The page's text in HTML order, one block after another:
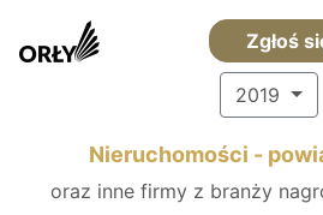
Zgłoś
2019
Nieruchomości -
oraz inne firmy z branży